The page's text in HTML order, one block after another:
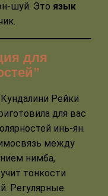
шуй. Это язык
для
Рейки
для вас
инь-ян.
между
нимба,
тонкости
Регулярные